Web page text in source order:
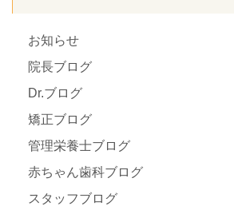
お知らせ
院長ブログ
Dr.ブログ
矯正ブログ
管理栄養士ブログ
赤ちゃん歯科ブログ
スタッフブログ